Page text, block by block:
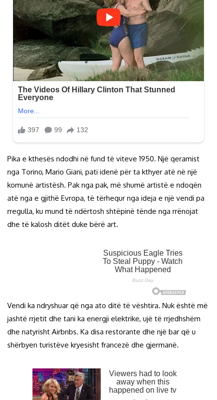
Pika e kthesës ndodhi në fund të viteve 1950. Një qeramist
nga Torino, Mario Giani, pati idenë për ta kthyer atë në një
komunë artistësh. Pak nga pak, më shumë artistë e ndoqën
atë nga e gjithë Evropa, të tërhequr nga ideja e një vendi pa
rregulla, ku mund të ndërtosh shtëpinë tënde nga rrënojat
dhe të kalosh ditët duke bërë art.
Vendi ka ndryshuar që nga ato ditë të vështira. Nuk është më
jashtë rrjetit dhe tani ka energji elektrike, ujë të rrjedhshëm
dhe natyrisht Airbnbs. Ka disa restorante dhe një bar që u
shërbyen turistëve kryesisht francezë dhe gjermanë.